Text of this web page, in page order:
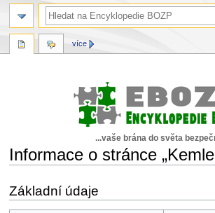
...vaše brána do světa
Informace o stránce
na
navigaci
na
vyhledávání
Základní údaje
více